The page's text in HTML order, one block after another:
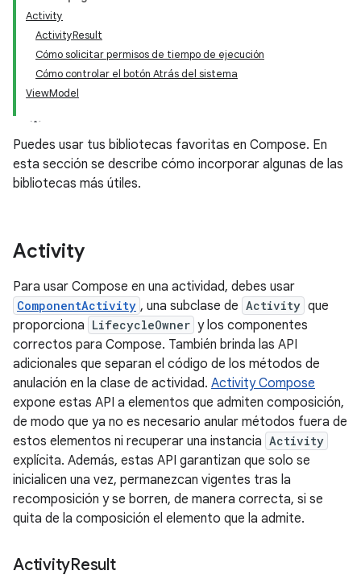
Activity
ActivityResult
Cómo solicitar permisos de tiempo de ejecución
Cómo controlar el botón Atrás del sistema
ViewModel
Puedes usar tus bibliotecas favoritas en Compose. En
esta sección se describe cómo incorporar algunas de las
bibliotecas más útiles.
Activity
Para usar Compose en una actividad, debes usar
ComponentActivity , una subclase de Activity que
proporciona LifecycleOwner y los componentes
correctos para Compose. También brinda las API
adicionales que separan el código de los métodos de
anulación en la clase de actividad. Activity Compose
expone estas API a elementos que admiten composición,
de modo que ya no es necesario anular métodos fuera de
estos elementos ni recuperar una instancia Activity
explícita. Además, estas API garantizan que solo se
inicialicen una vez, permanezcan vigentes tras la
recomposición y se borren, de manera correcta, si se
quita de la composición el elemento que la admite.
ActivityResult